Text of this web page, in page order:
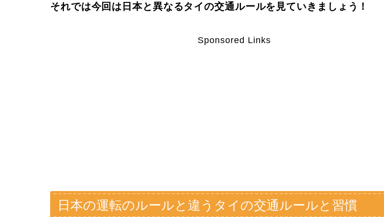
それでは今回は日本と異なるタイの交通ルールを見ていきましょう！
Sponsored Links
日本の運転のルールと違うタイの交通ルールと習慣